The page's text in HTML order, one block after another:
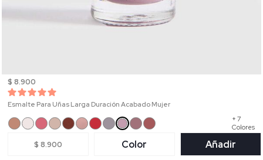
$ 8.900
Esmalte Para Uñas Larga Duración Acabado Mujer
+ 7
Colores
$ 8.900 Color Añadir